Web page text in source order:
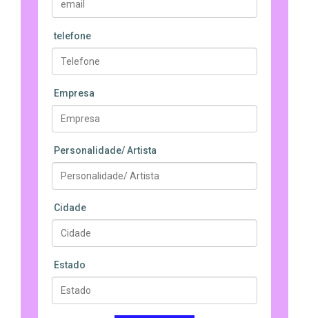
telefone
Empresa
Personalidade/ Artista
Cidade
Estado